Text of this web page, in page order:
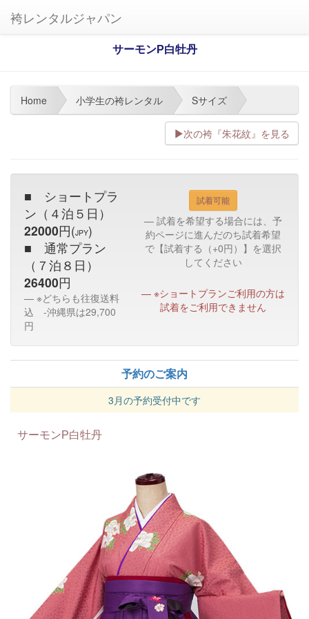
袴レンタルジャパン
サーモンP白牡丹
Home 小学生の袴レンタル Sサイズ
次の袴『朱花紋』を見る
■ ショートプラ
ン（４泊５日）
22000円(JPY)
■ 通常プラン
（７泊８日）
26400円
※どちらも往復送料
込 -沖縄県は29,700
円
試着可能
試着を希望する場合には、予
約ページに進んだのち試着希望
で【試着する（+0円）】を選択
してください
※ショートプランご利用の方は
試着をご利用できません
予約のご案内
3月の予約受付中です
サーモンP白牡丹